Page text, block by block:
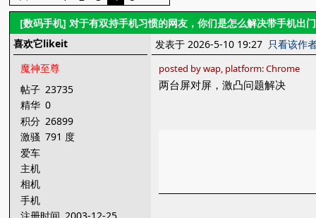
[数码手机] 对于有双持手机习惯的网友，你们是怎么解决带手机出
喜欢它likeit
魔神至尊
帖子 23735
精华 0
积分 26899
激骚 791 度
爱车
主机
相机
手机
发表于 2026-5-10 19:27 只看该作
posted by wap, platform: Chrome
两台屏对屏，激凸问题解决